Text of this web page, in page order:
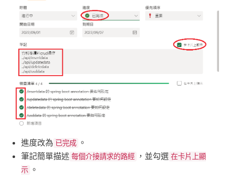
進度改為 已完成 。
筆記簡單描述 每個介接請求的路經 ，並勾選 在卡片上顯
示 。